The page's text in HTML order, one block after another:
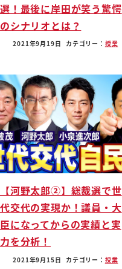
選！最後に岸田が笑う驚愕
のシナリオとは？
2021年9月19日 カテゴリー： 授業
【河野太郎②】総裁選で世
代交代の実現か！議員・大
臣になってからの実績と実
力を分析！
2021年9月15日 カテゴリー： 授業